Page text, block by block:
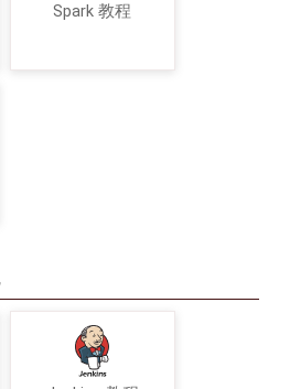
Spark 教程